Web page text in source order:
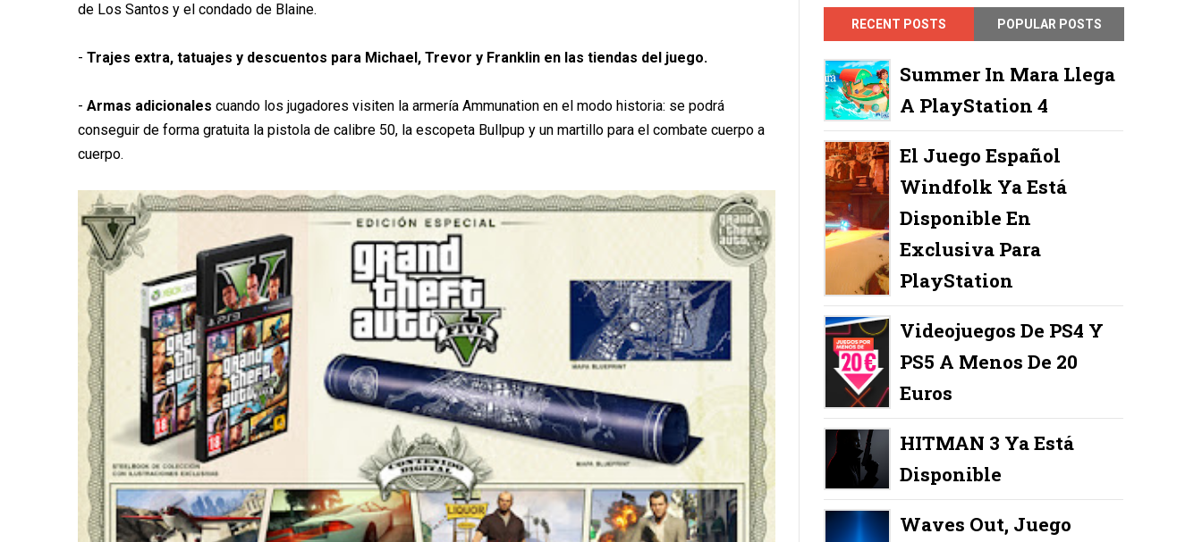
de Los Santos y el condado de Blaine.
- Trajes extra, tatuajes y descuentos para Michael, Trevor y Franklin en las tiendas del juego.
- Armas adicionales cuando los jugadores visiten la armería Ammunation en el modo historia: se podrá
conseguir de forma gratuita la pistola de calibre 50, la escopeta Bullpup y un martillo para el combate cuerpo a
cuerpo.
RECENT POSTS POPULAR POSTS
Summer In Mara Llega
A PlayStation 4
El Juego Español
Windfolk Ya Está
Disponible En
Exclusiva Para
PlayStation
Videojuegos De PS4 Y
PS5 A Menos De 20
Euros
HITMAN 3 Ya Está
Disponible
Waves Out, Juego